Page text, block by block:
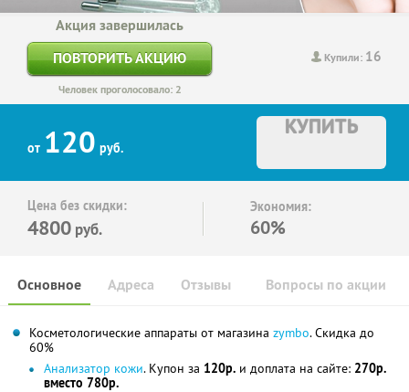
Купили: 16
Акция завершилась
ПОВТОРИТЬ АКЦИЮ
Человек проголосовало: 2
от 120 руб.
КУПИТЬ
Цена без скидки:
4800 руб.
Экономия:
60%
Основное Отзывы Вопросы по акции
Адреса
Косметологические аппараты от магазина zymbo. Скидка до
60%
Анализатор кожи. Купон за 120р. и доплата на сайте: 270р.
вместо 780р.